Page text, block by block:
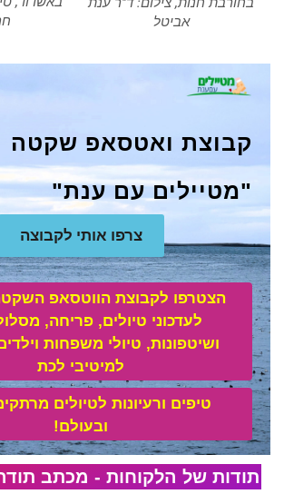
אביטל
קבוצת ואטסאפ שקטה
"מטיילים עם ענת"
צרפו אותי לקבוצה
הצטרפו לקבוצת הווטסאפ
לעדכוני טיולים, פריחה,
ושיטפונות, טיולי משפחות
למיטיבי לכת
טיפים ורעיונות לטיולים
ובעולם!
תודות של הלקוחות - מכתב